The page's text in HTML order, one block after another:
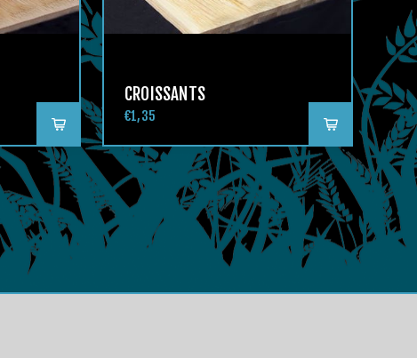
CROISSANTS
€1,35